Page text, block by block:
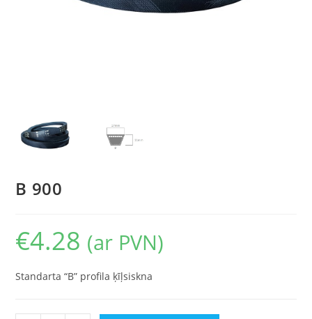
B 900
€4.28 (ar PVN)
Standarta “B” profila ķīļsiskna